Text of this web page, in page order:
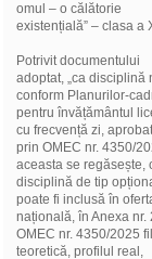
omul – o călătorie
existențială” – clasa a
Potrivit documentului
adoptat, „ca disciplină
conform Planurilor-
pentru învățământul
cu frecvență zi,
prin OMEC nr. 4350/
aceasta se regăsește,
disciplină de tip
poate fi inclusă în
națională, în Anexa nr.
OMEC nr. 4350/2025
teoretică, profilul real,